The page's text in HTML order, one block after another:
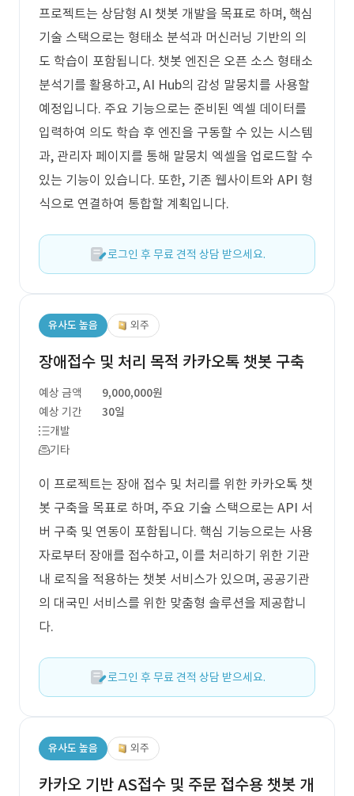
프로젝트는 상담형 AI 챗봇 개발을 목표로 하며, 핵심
기술 스택으로는 형태소 분석과 머신러닝 기반의 의
도 학습이 포함됩니다. 챗봇 엔진은 오픈 소스 형태소
분석기를 활용하고, AI Hub의 감성 말뭉치를 사용할
예정입니다. 주요 기능으로는 준비된 엑셀 데이터를
입력하여 의도 학습 후 엔진을 구동할 수 있는 시스템
과, 관리자 페이지를 통해 말뭉치 엑셀을 업로드할 수
있는 기능이 있습니다. 또한, 기존 웹사이트와 API 형
식으로 연결하여 통합할 계획입니다.
로그인 후 무료 견적 상담 받으세요.
유사도 높음 외주
장애접수 및 처리 목적 카카오톡 챗봇 구축
예상 금액
9,000,000원
예상 기간
30일
개발
기타
이 프로젝트는 장애 접수 및 처리를 위한 카카오톡 챗
봇 구축을 목표로 하며, 주요 기술 스택으로는 API 서
버 구축 및 연동이 포함됩니다. 핵심 기능으로는 사용
자로부터 장애를 접수하고, 이를 처리하기 위한 기관
내 로직을 적용하는 챗봇 서비스가 있으며, 공공기관
의 대국민 서비스를 위한 맞춤형 솔루션을 제공합니
다.
로그인 후 무료 견적 상담 받으세요.
유사도 높음 외주
카카오 기반 AS접수 및 주문 접수용 챗봇 개